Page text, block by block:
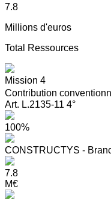
7.8
Millions d'euros
Total Ressources
Mission 4
Contribution
Art. L.2135-11 4°
100%
CONSTRUCTYS -
7.8
M€